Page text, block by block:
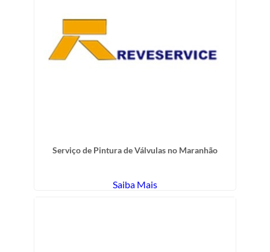
Serviço de Pintura de Válvulas no Maranhão
Saiba Mais